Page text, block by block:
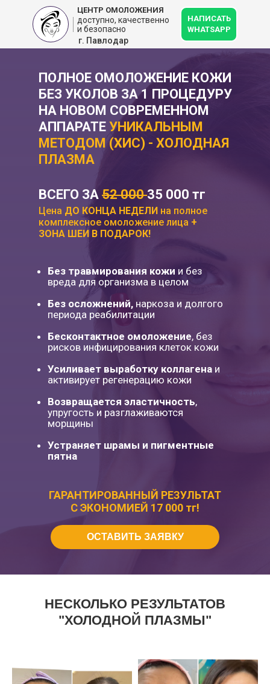
ЦЕНТР ОМОЛОЖЕНИЯ
доступно, качественно
и безопасно
г. Павлодар
НАПИСАТЬ
WHATSAPP
Без травмирования кожи и без
вреда для организма в целом
Без осложнений, наркоза и долгого
периода реабилитации
Бесконтактное омоложение, без
рисков инфицирования клеток кожи
Усиливает выработку коллагена и
активирует регенерацию кожи
Возвращается эластичность,
упругость и разглаживаются
морщины
Устраняет шрамы и пигментные
пятна
ПОЛНОЕ ОМОЛОЖЕНИЕ КОЖИ
БЕЗ УКОЛОВ ЗА 1 ПРОЦЕДУРУ
НА НОВОМ СОВРЕМЕННОМ
АППАРАТЕ УНИКАЛЬНЫМ
МЕТОДОМ (ХИС) - ХОЛОДНАЯ
ПЛАЗМА
ОСТАВИТЬ ЗАЯВКУ
Цена ДО КОНЦА НЕДЕЛИ на полное
комплексное омоложение лица +
ЗОНА ШЕИ В ПОДАРОК!
ВСЕГО ЗА 52 00035 000 тг
ГАРАНТИРОВАННЫЙ РЕЗУЛЬТАТ
С ЭКОНОМИЕЙ 17 000 тг!
НЕСКОЛЬКО РЕЗУЛЬТАТОВ
"ХОЛОДНОЙ ПЛАЗМЫ"